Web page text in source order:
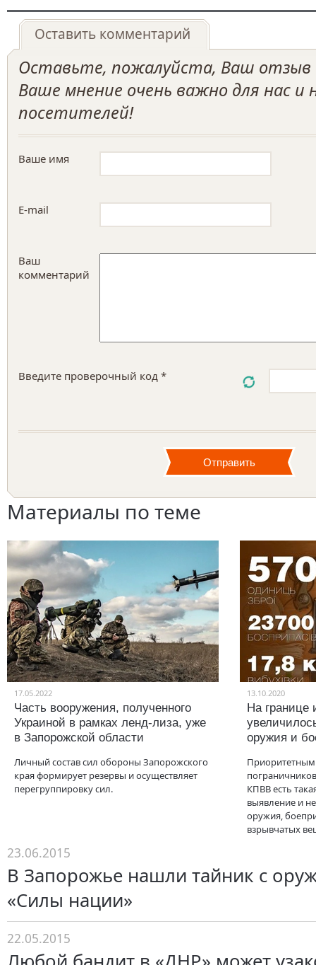
Оставить комментарий
Оставьте, пожалуйста, Ваш отзыв
Ваше мнение очень важно для нас и
посетителей!
Ваше имя
E-mail
Ваш
комментарий
Введите проверочный код *
Материалы по теме
17.05.2022
Часть вооружения, полученного
Украиной в рамках ленд-лиза, уже
в Запорожской области
Личный состав сил обороны Запорожского
края формирует резервы и осуществляет
перегруппировку сил.
13.10.2020
На
оружия и
КПВВ есть
выявление и
оружия,
взрывчатых
23.06.2015
В Запорожье нашли тайник с
«Силы нации»
22.05.2015